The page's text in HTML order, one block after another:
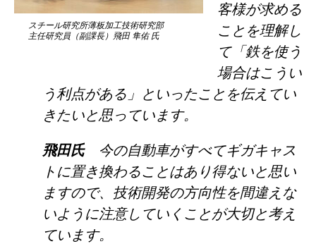
スチール研究所薄板加工技術研究部
主任研究員（副課長）飛田 隼佑 氏
客様が求める
ことを理解し
て「鉄を使う
場合はこうい
う利点がある」といったことを伝えてい
きたいと思っています。
飛田氏今の自動車がすべてギガキャス
トに置き換わることはあり得ないと思い
ますので、技術開発の方向性を間違えな
いように注意していくことが大切と考え
ています。